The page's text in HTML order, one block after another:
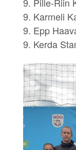
9. Karmeli
9. Epp
9. Kerda